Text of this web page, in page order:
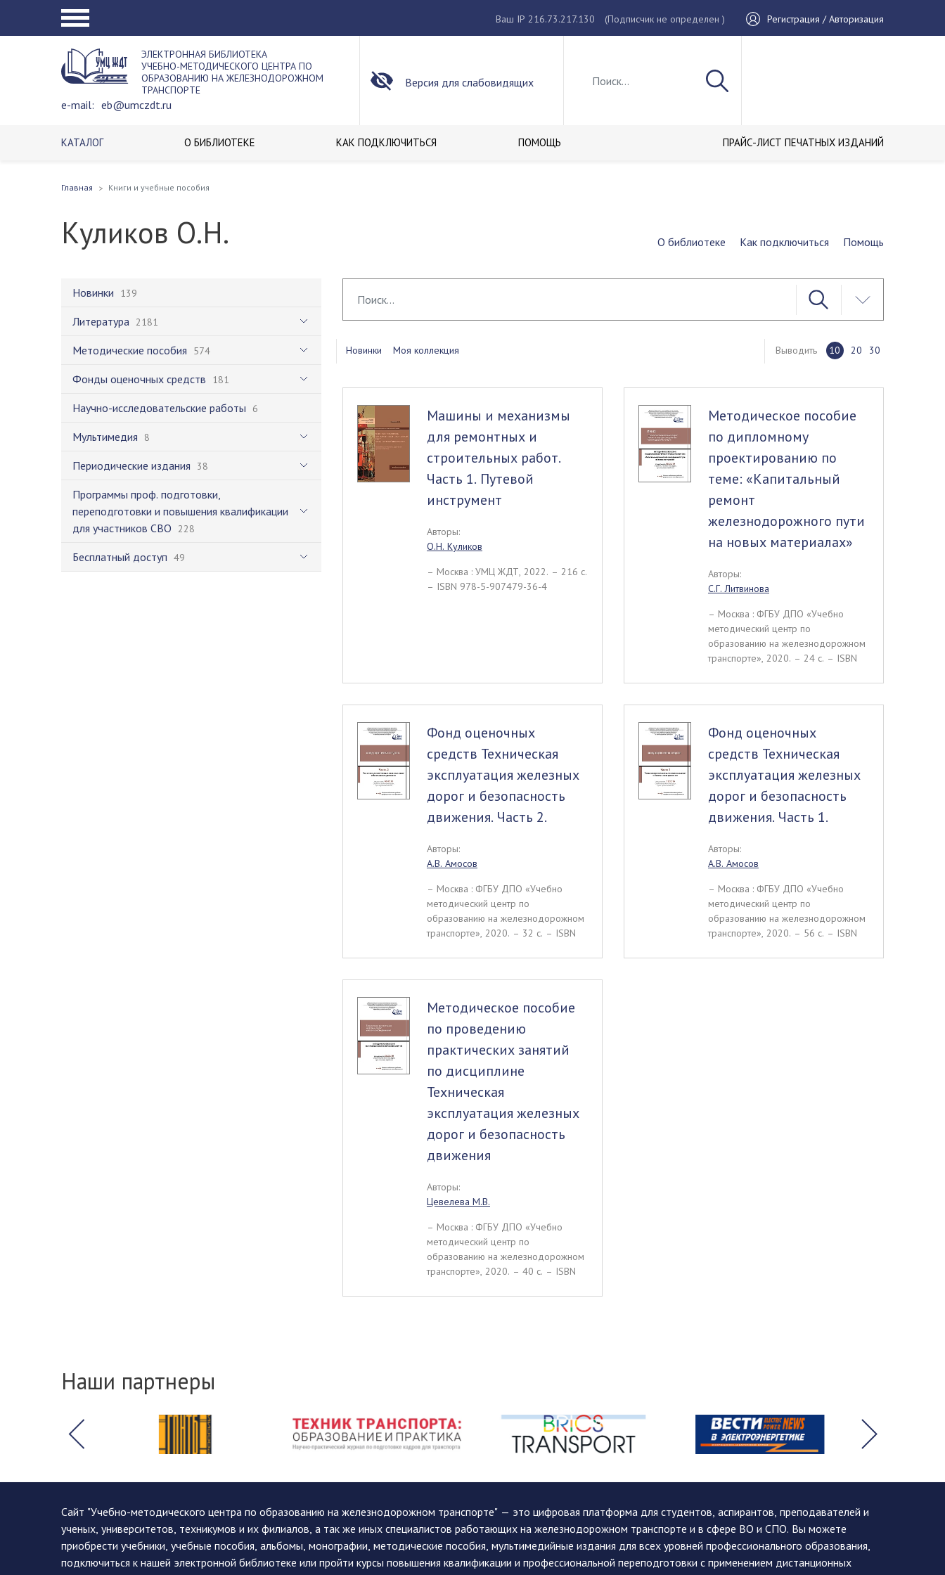
Ваш IP 216.73.217.130 (Подписчик не определен ) Регистрация / Авторизация
ЭЛЕКТРОННАЯ БИБЛИОТЕКА
УЧЕБНО-МЕТОДИЧЕСКОГО ЦЕНТРА ПО
ОБРАЗОВАНИЮ НА ЖЕЛЕЗНОДОРОЖНОМ
ТРАНСПОРТЕ
e-mail: eb@umczdt.ru
Версия для слабовидящих
КАТАЛОГ О БИБЛИОТЕКЕ КАК ПОДКЛЮЧИТЬСЯ ПОМОЩЬ ПРАЙС-ЛИСТ ПЕЧАТНЫХ ИЗДАНИЙ
Главная Книги и учебные пособия
Куликов О.Н. О библиотеке Как подключиться Помощь
Новинки 139
Литература 2181
Методические пособия 574
Фонды оценочных средств 181
Научно-исследовательские работы 6
Мультимедия 8
Периодические издания 38
Программы проф. подготовки,
переподготовки и повышения квалификации
для участников СВО 228
Бесплатный доступ 49
Новинки Моя коллекция Выводить 10 20 30
Машины и механизмы
для ремонтных и
строительных работ.
Часть 1. Путевой
инструмент
Авторы:
О.Н. Куликов
– Москва : УМЦ ЖДТ, 2022. – 216 c.
– ISBN 978-5-907479-36-4
Методическое пособие
по дипломному
проектированию по
теме: «Капитальный
ремонт
железнодорожного пути
на новых материалах»
Авторы:
С.Г. Литвинова
– Москва : ФГБУ ДПО «Учебно
методический центр по
образованию на железнодорожном
транспорте», 2020. – 24 c. – ISBN
Фонд оценочных
средств Техническая
эксплуатация железных
дорог и безопасность
движения. Часть 2.
Авторы:
А.В. Амосов
– Москва : ФГБУ ДПО «Учебно
методический центр по
образованию на железнодорожном
транспорте», 2020. – 32 c. – ISBN
Фонд оценочных
средств Техническая
эксплуатация железных
дорог и безопасность
движения. Часть 1.
Авторы:
А.В. Амосов
– Москва : ФГБУ ДПО «Учебно
методический центр по
образованию на железнодорожном
транспорте», 2020. – 56 c. – ISBN
Методическое пособие
по проведению
практических занятий
по дисциплине
Техническая
эксплуатация железных
дорог и безопасность
движения
Авторы:
Цевелева М.В.
– Москва : ФГБУ ДПО «Учебно
методический центр по
образованию на железнодорожном
транспорте», 2020. – 40 c. – ISBN
Наши партнеры
Сайт "Учебно-методического центра по образованию на железнодорожном транспорте" — это цифровая платформа для студентов, аспирантов, преподавателей и
ученых, университетов, техникумов и их филиалов, а так же иных специалистов работающих на железнодорожном транспорте и в сфере ВО и СПО. Вы можете
приобрести учебники, учебные пособия, альбомы, монографии, методические пособия, мультимедийные издания для всех уровней профессионального образования,
подключиться к нашей электронной библиотеке или пройти курсы повышения квалификации и профессиональной переподготовки с применением дистанционных